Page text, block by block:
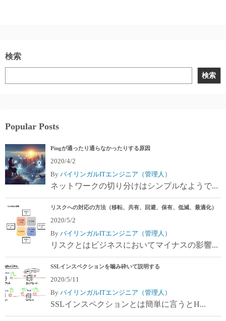
検索
検索
Popular Posts
Pingが通ったり通らなかったりする原因
2020/4/2
By バイリンガルITエンジニア（管理人）
ネットワークの切り分けはシンプルなようで...
リスクへの対応の方法（移転、共有、回避、保有、低減、最適化）
2020/5/2
By バイリンガルITエンジニア（管理人）
リスクとはビジネスにおいてマイナスの影響...
SSLインスペクションを噛み砕いて説明する
2020/5/11
By バイリンガルITエンジニア（管理人）
SSLインスペクションとは簡単に言うとH...